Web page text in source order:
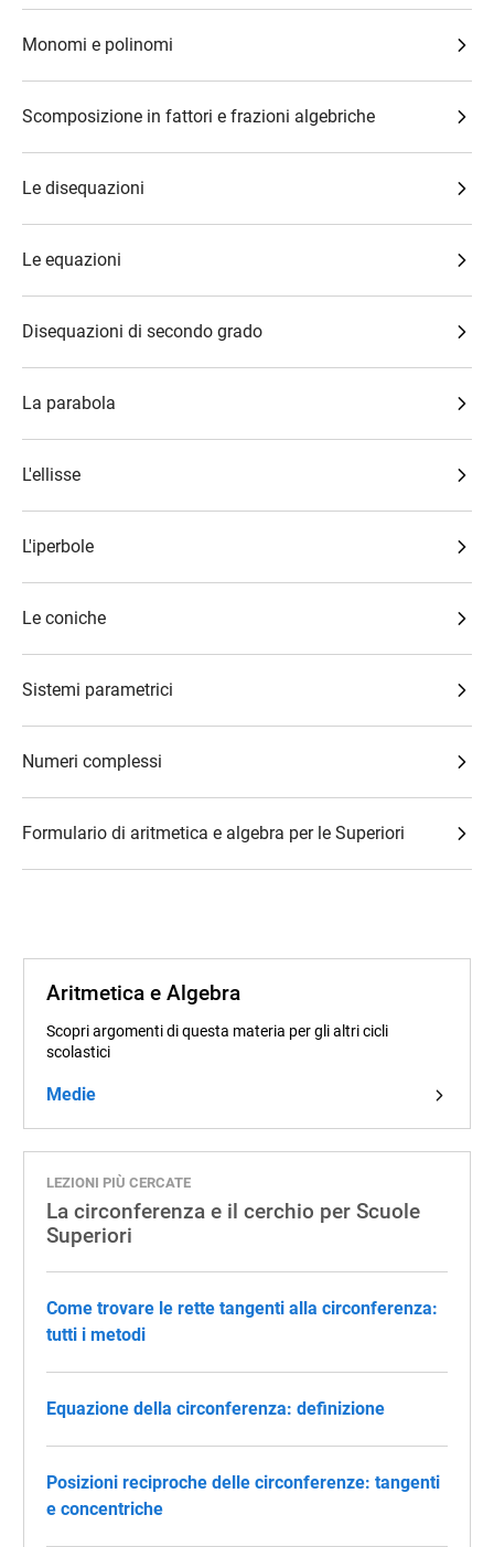
Monomi e polinomi
Scomposizione in fattori e frazioni algebriche
Le disequazioni
Le equazioni
Disequazioni di secondo grado
La parabola
L'ellisse
L'iperbole
Le coniche
Sistemi parametrici
Numeri complessi
Formulario di aritmetica e algebra per le Superiori
Aritmetica e Algebra
Scopri argomenti di questa materia per gli altri cicli
scolastici
Medie
LEZIONI PIÙ CERCATE
La circonferenza e il cerchio per Scuole
Superiori
Come trovare le rette tangenti alla circonferenza:
tutti i metodi
Equazione della circonferenza: definizione
Posizioni reciproche delle circonferenze: tangenti
e concentriche